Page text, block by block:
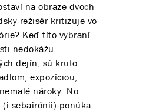
na obraze dvoch
režisér kritizuje vo
Keď títo vybraní
nedokážu
dejín, sú kruto
expozíciou,
nároky. No
sebairónii) ponúka